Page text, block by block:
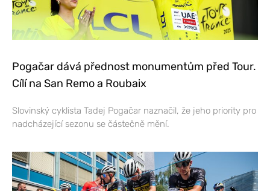
Pogačar dává přednost monumentům před Tour.
Cílí na San Remo a Roubaix
Slovinský cyklista Tadej Pogačar naznačil, že jeho priority pro
nadcházející sezonu se částečně mění.